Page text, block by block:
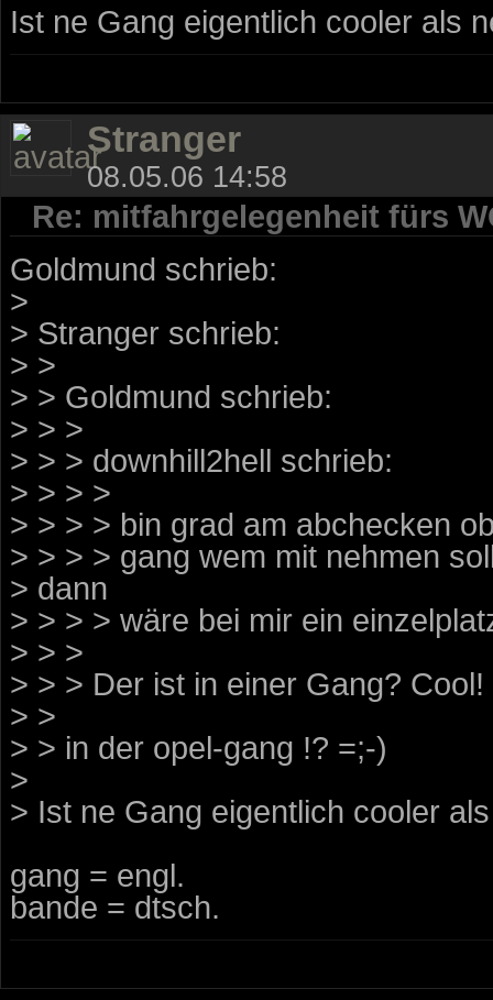
Ist ne Gang eigentlich cooler als
Stranger
08.05.06 14:58
Re: mitfahrgelegenheit fürs
Goldmund schrieb:
>
> Stranger schrieb:
> >
> > Goldmund schrieb:
> > >
> > > downhill2hell schrieb:
> > > >
> > > > bin grad am abchecken
> > > > gang wem mit nehmen
> dann
> > > > wäre bei mir ein
> > >
> > > Der ist in einer Gang? Cool!
> >
> > in der opel-gang !? =;-)
>
> Ist ne Gang eigentlich cooler
gang = engl.
bande = dtsch.